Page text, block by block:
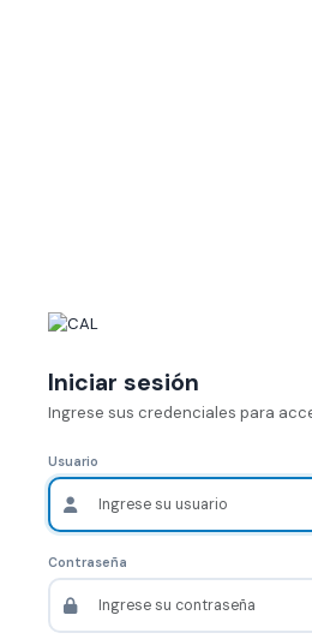
Iniciar sesión
Ingrese sus credenciales para
Usuario
Contraseña